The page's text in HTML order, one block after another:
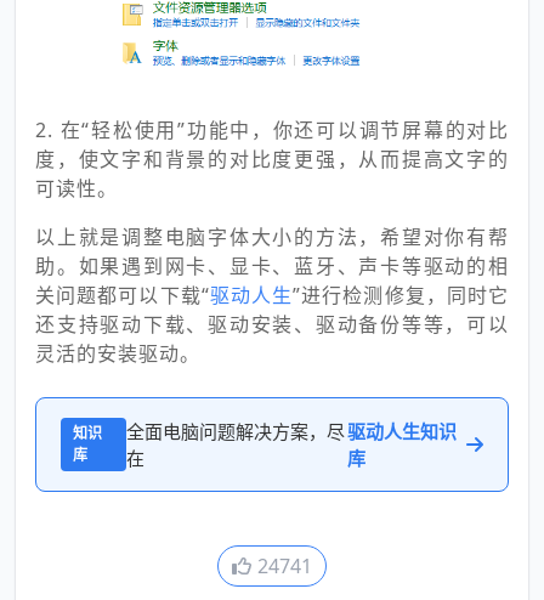
2. 在“轻松使用”功能中，你还可以调节屏幕的对比
度，使文字和背景的对比度更强，从而提高文字的
可读性。
以上就是调整电脑字体大小的方法，希望对你有帮
助。如果遇到网卡、显卡、蓝牙、声卡等驱动的相
关问题都可以下载“驱动人生”进行检测修复，同时它
还支持驱动下载、驱动安装、驱动备份等等，可以
灵活的安装驱动。
知识
库
全面电脑问题解决方案，尽
在
驱动人生知识
库
24741